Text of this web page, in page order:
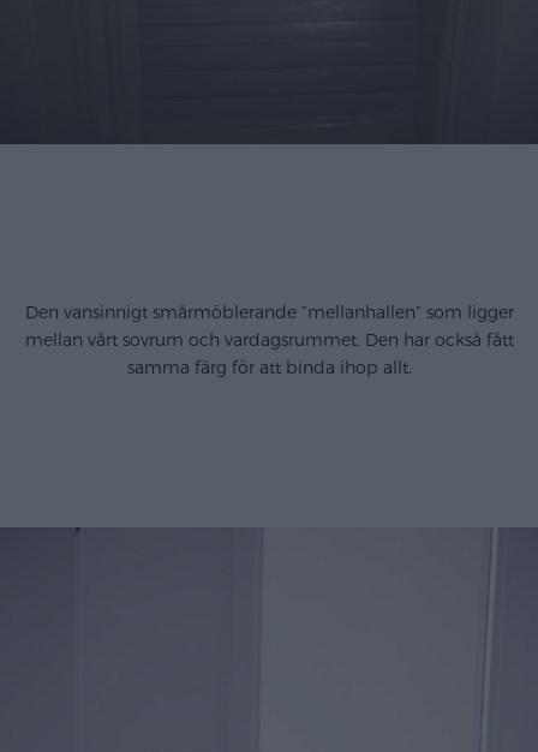
Den vansinnigt smårmöblerande ”mellanhallen” som ligger
mellan vårt sovrum och vardagsrummet. Den har också fått
samma färg för att binda ihop allt.